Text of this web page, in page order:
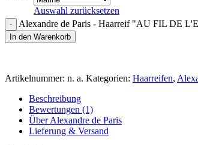
Auswahl zurücksetzen
Alexandre de Paris - Haarreif "AU FIL DE
In den Warenkorb
Artikelnummer: n. a. Kategorien: Haarreifen,
Beschreibung
Bewertungen (1)
Über Alexandre de Paris
Lieferung & Versand